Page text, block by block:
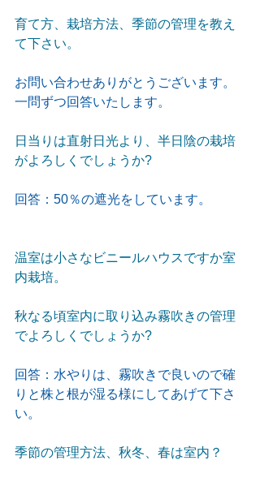
育て方、栽培方法、季節の管理を教え
て下さい。
お問い合わせありがとうございます。
一問ずつ回答いたします。
日当りは直射日光より、半日陰の栽培
がよろしくでしょうか?
回答：50％の遮光をしています。
温室は小さなビニールハウスですか室
内栽培。
秋なる頃室内に取り込み霧吹きの管理
でよろしくでしょうか?
回答：水やりは、霧吹きで良いので確
りと株と根が湿る様にしてあげて下さ
い。
季節の管理方法、秋冬、春は室内？